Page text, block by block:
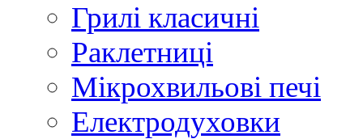
Грилі класичні
Раклетниці
Мікрохвильові печі
Електродуховки